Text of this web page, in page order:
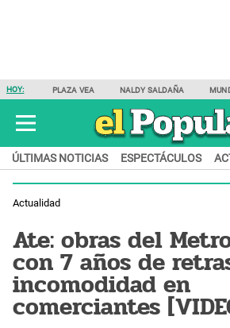
HOY: PLAZA VEA NALDY SALDAÑA
ÚLTIMAS NOTICIAS ESPECTÁCULOS
Actualidad
Ate: obras del
con 7 años de
incomodidad en
comerciantes